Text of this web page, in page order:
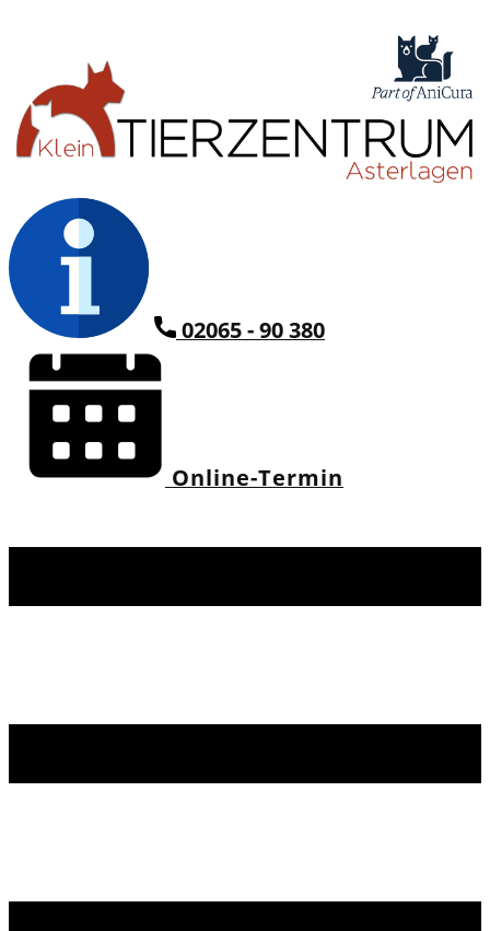
02065 - 90 380
Online-Termin